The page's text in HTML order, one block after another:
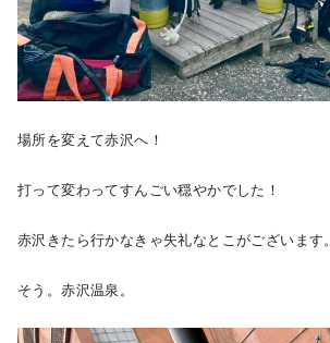
場所を変えて赤沢へ！
打って変わってすんごい穏やかでした！
赤沢きたら行かなきゃ失礼なとこがございます。
そう。赤沢温泉。